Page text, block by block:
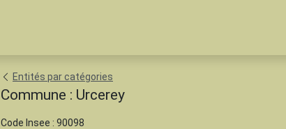
Entités par catégories
Commune : Urcerey
Code Insee : 90098